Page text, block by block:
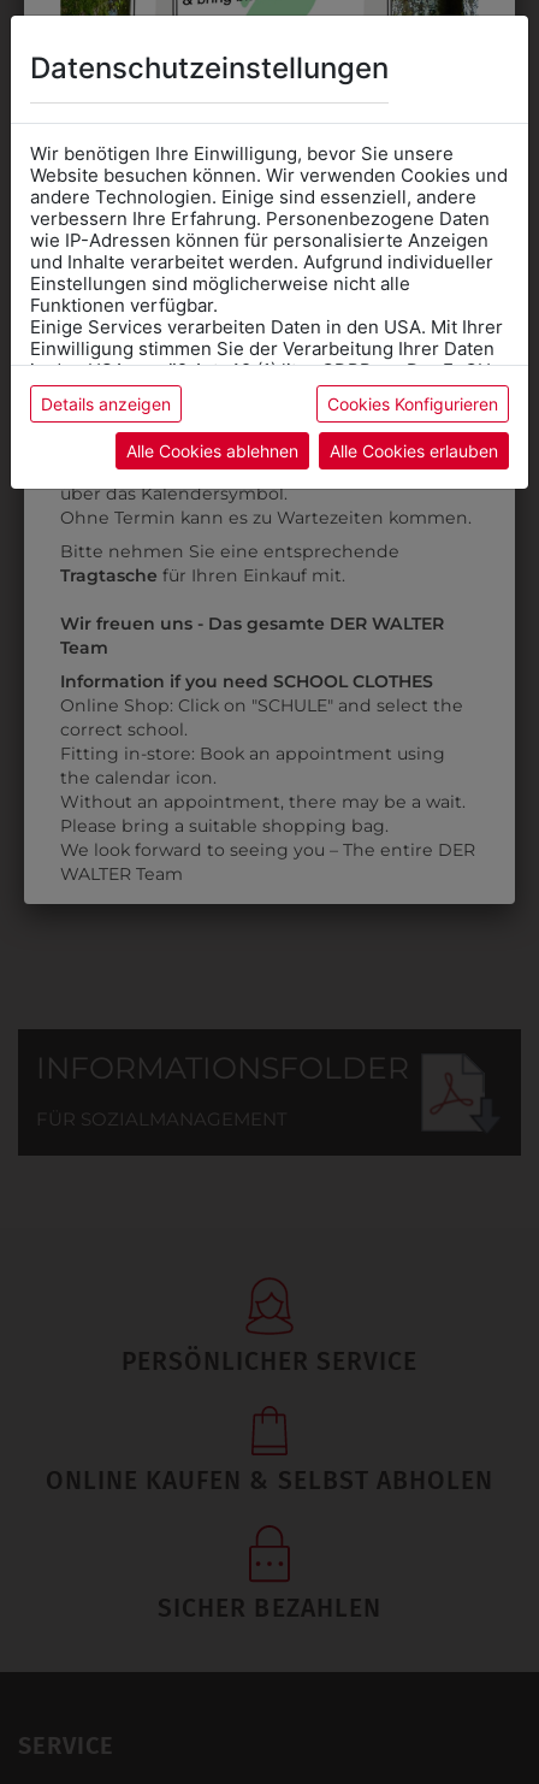
33300
ANFASSER GESTREIFT
€ 4,90
3QUARTERM13
SOCKEN 3ER PACK
€ 9,90
31805PIELA001
PANTOFFEL PIEL-A
€ 40,90
TEXTILMARKER 1,0
MM
€ 2,90
INFORMATIONSFOLDER
FÜR SOZIALMANAGEMENT
PERSÖNLICHER SERVICE
ONLINE KAUFEN & SELBST ABHOLEN
SICHER BEZAHLEN
SERVICE
Informationen wenn Sie
Kleidung
für die SCHULE
benötigen
Online Shop: Klick auf SCHULE in der
Kategorie und die richtige Schule auswählen.
AnprobeVorort im Geschäft: Termin buchen
über das Kalendersymbol.
Ohne Termin kann es zu Wartezeiten kommen.
Bitte nehmen Sie eine entsprechende
Tragtasche für Ihren Einkauf mit.
Wir freuen uns - Das gesamte DER WALTER
Team
Information if you need SCHOOL CLOTHES
Online Shop: Click on "SCHULE" and select the
correct school.
Fitting in-store: Book an appointment using
the calendar icon.
Without an appointment, there may be a wait.
Please bring a suitable shopping bag.
We look forward to seeing you – The entire DER
WALTER Team
Datenschutzeinstellungen
Wir benötigen Ihre Einwilligung, bevor Sie unsere
Website besuchen können. Wir verwenden Cookies und
andere Technologien. Einige sind essenziell, andere
verbessern Ihre Erfahrung. Personenbezogene Daten
wie IP-Adressen können für personalisierte Anzeigen
und Inhalte verarbeitet werden. Aufgrund individueller
Einstellungen sind möglicherweise nicht alle
Funktionen verfügbar.
Einige Services verarbeiten Daten in den USA. Mit Ihrer
Einwilligung stimmen Sie der Verarbeitung Ihrer Daten
in den USA gemäß Art. 49 (1) lit. a GDPR zu. Der EuGH
stuft die USA als Land mit unzureichendem Datenschutz
ein, und es besteht das Risiko, dass US-Behörden
Daten ohne Klagemöglichkeit für Europäer überwachen.
Datenschutzerklärungbzw. im
Details anzeigen Cookies Konfigurieren
Alle Cookies ablehnen Alle Cookies erlauben